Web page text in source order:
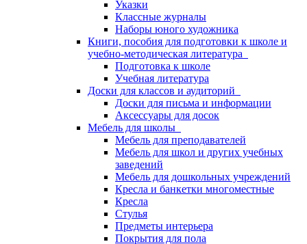
Указки
Классные журналы
Наборы юного художника
Книги, пособия для подготовки к школе и
учебно-методическая литература
Подготовка к школе
Учебная литература
Доски для классов и аудиторий
Доски для письма и информации
Аксессуары для досок
Мебель для школы
Мебель для преподавателей
Мебель для школ и других учебных
заведений
Мебель для дошкольных учреждений
Кресла и банкетки многоместные
Кресла
Стулья
Предметы интерьера
Покрытия для пола